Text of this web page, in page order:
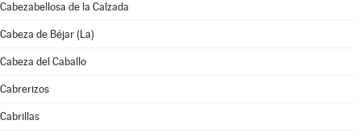
Cabezabellosa de la Calzada
Cabeza de Béjar (La)
Cabeza del Caballo
Cabrerizos
Cabrillas